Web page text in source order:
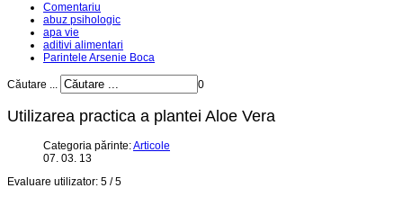
Comentariu
abuz psihologic
apa vie
aditivi alimentari
Parintele Arsenie Boca
Căutare ... 0
Utilizarea practica a plantei Aloe Vera
Categoria părinte:Articole
07. 03. 13
Evaluare utilizator: 5 /5